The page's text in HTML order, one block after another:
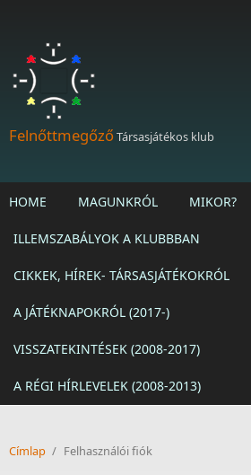
FelnőttmegőzőTársasjátékos klub
HOME MAGUNKRÓL MIKOR?
ILLEMSZABÁLYOK A KLUBBBAN
CIKKEK, HÍREK- TÁRSASJÁTÉKOKRÓL
A JÁTÉKNAPOKRÓL (2017-)
VISSZATEKINTÉSEK (2008-2017)
A RÉGI HÍRLEVELEK (2008-2013)
Címlap / Felhasználói fiók